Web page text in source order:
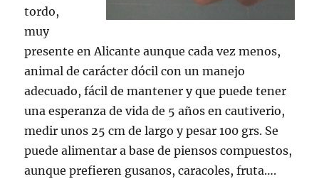
tordo,
muy
presente en Alicante aunque cada vez menos,
animal de carácter dócil con un manejo
adecuado, fácil de mantener y que puede tener
una esperanza de vida de 5 años en cautiverio,
medir unos 25 cm de largo y pesar 100 grs. Se
puede alimentar a base de piensos compuestos,
aunque prefieren gusanos, caracoles, fruta….